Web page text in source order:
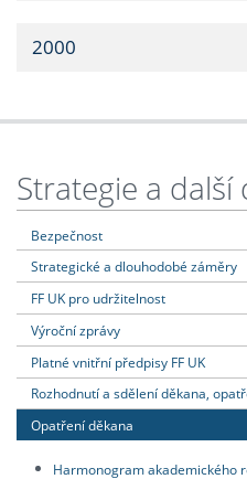
2000
Strategie a
Bezpečnost
Strategické a dlouhodobé záměry
FF UK pro udržitelnost
Výroční zprávy
Platné vnitřní předpisy FF UK
Rozhodnutí a sdělení děkana,
Opatření děkana
Harmonogram akademického